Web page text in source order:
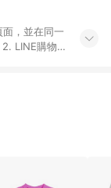
，並在同一
LINE購物
，將無法獲
如取消訂
金額計算，
森購物